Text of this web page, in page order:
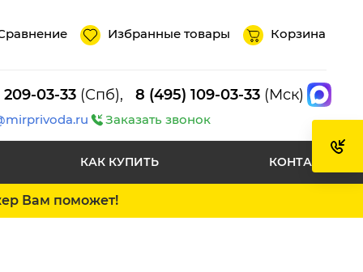
Избранные товары Корзина
209-03-33 (Спб), 8 (495) 109-03-33 (Мск)
Заказать звонок
КАК КУПИТЬ КОНТАКТЫ
Вам поможет!